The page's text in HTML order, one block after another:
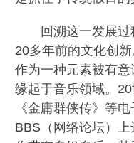
回溯这一发展过
20多年前的文化创
作为一种元素被有
缘起于音乐领域。20
《金庸群侠传》等
BBS（网络论坛）